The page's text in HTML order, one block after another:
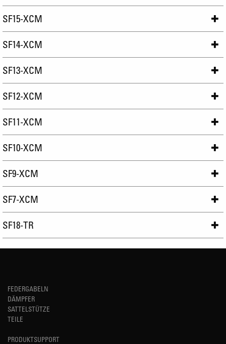
SF15-XCM
SF14-XCM
SF13-XCM
SF12-XCM
SF11-XCM
SF10-XCM
SF9-XCM
SF7-XCM
SF18-TR
FEDERGABELN
DÄMPFER
SATTELSTÜTZE
TEILE
PRODUKTSUPPORT